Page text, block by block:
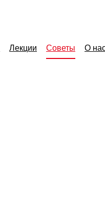
Лекции Советы О